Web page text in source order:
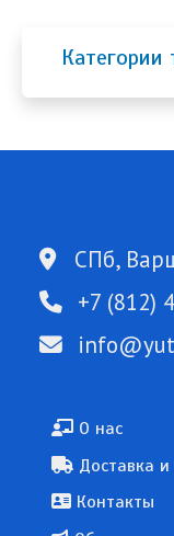
Категории
СПб,
+7 (812)
Подвал
О нас
Доставка
Контакты